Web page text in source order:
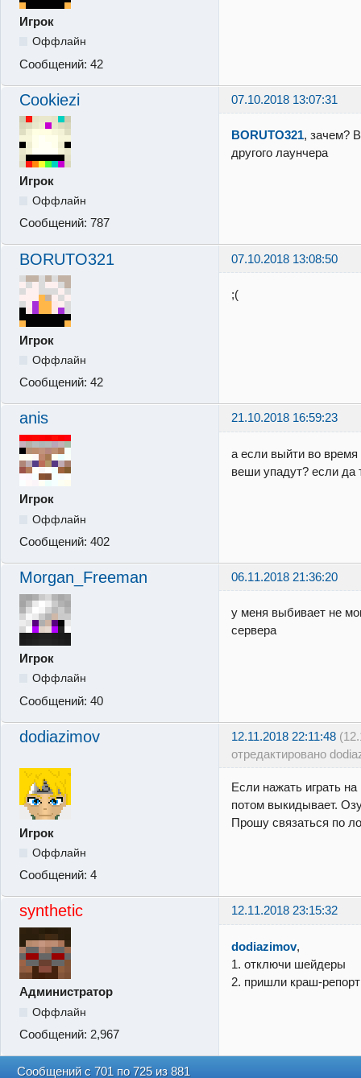
Игрок
Оффлайн
Сообщений: 42
Cookiezi 07.10.2018 13:07:31
Игрок
Оффлайн
Сообщений: 787
BORUTO321, зачем?
другого лаунчера
BORUTO321 07.10.2018 13:08:50
Игрок
Оффлайн
Сообщений: 42
;(
anis 21.10.2018 16:59:23
Игрок
Оффлайн
Сообщений: 402
а если выйти во время
веши упадут? если
Morgan_Freeman 06.11.2018 21:36:20
Игрок
Оффлайн
Сообщений: 40
у меня выбивает не
сервера
dodiazimov 12.11.2018 22:11:48
отредактировано
Игрок
Оффлайн
Сообщений: 4
Если нажать играть
потом выкидывает.
Прошу связаться по
synthetic 12.11.2018 23:15:32
Администратор
Оффлайн
Сообщений: 2,967
dodiazimov,
1. отключи шейдеры
2. пришли краш-
Сообщений с 701 по 725 из 881